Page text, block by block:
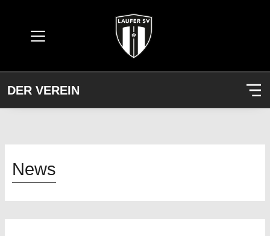
DER VEREIN
News